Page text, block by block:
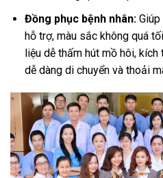
Đồng phục bệnh nhân:Giúp
hỗ trợ, màu sắc không quá
liệu dễ thấm hút mồ hôi,
dễ dàng di chuyển và thoải